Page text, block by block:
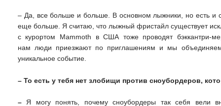
– Да, все больше и больше. В основном лыжники, но есть и
еще больше. Я считаю, что лыжный фристайл существует
с курортом Mammoth в США тоже проводят бэккантри-
нам люди приезжают по приглашениям и мы
уникальное событие.
– То есть у тебя нет злобищи против сноубордеров,
– Я могу понять, почему сноубордеры так себя вели